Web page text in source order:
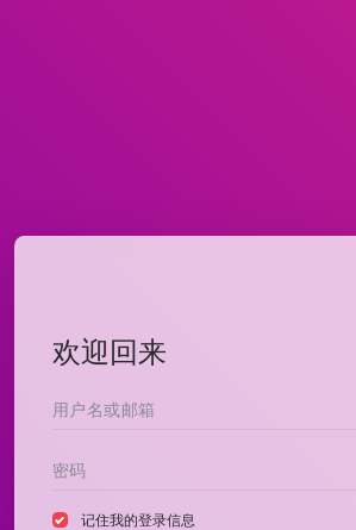
欢迎回来
记住我的登录信息